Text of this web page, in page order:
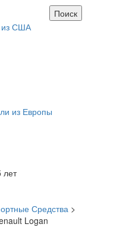
из США
из Европы
лет
Средства >
Logan